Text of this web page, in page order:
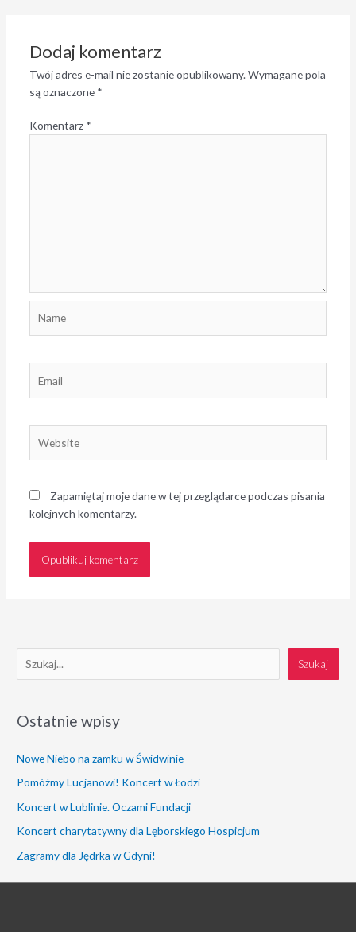
Dodaj komentarz
Twój adres e-mail nie zostanie opublikowany. Wymagane pola
są oznaczone *
Komentarz *
Zapamiętaj moje dane w tej przeglądarce podczas pisania
kolejnych komentarzy.
z
k
j
Szukaj
Ostatnie wpisy
Nowe Niebo na zamku w Świdwinie
Pomóżmy Lucjanowi! Koncert w Łodzi
Koncert w Lublinie. Oczami Fundacji
Koncert charytatywny dla Lęborskiego Hospicjum
Zagramy dla Jędrka w Gdyni!